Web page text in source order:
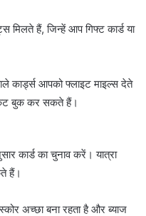
मिलते हैं, जिन्हें आप गिफ्ट कार्ड या
कार्ड्स आपको फ्लाइट माइल्स देते
बुक कर सकते हैं।
कार्ड का चुनाव करें। यात्रा
हैं।
अच्छा बना रहता है और ब्याज